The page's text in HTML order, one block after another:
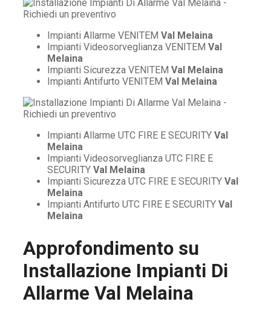
Impianti Allarme VENITEM Val Melaina
Impianti Videosorveglianza VENITEM Val
Melaina
Impianti Sicurezza VENITEM Val Melaina
Impianti Antifurto VENITEM Val Melaina
Impianti Allarme UTC FIRE E SECURITY Val
Melaina
Impianti Videosorveglianza UTC FIRE E
SECURITY Val Melaina
Impianti Sicurezza UTC FIRE E SECURITY Val
Melaina
Impianti Antifurto UTC FIRE E SECURITY Val
Melaina
Approfondimento su
Installazione Impianti Di
Allarme Val Melaina